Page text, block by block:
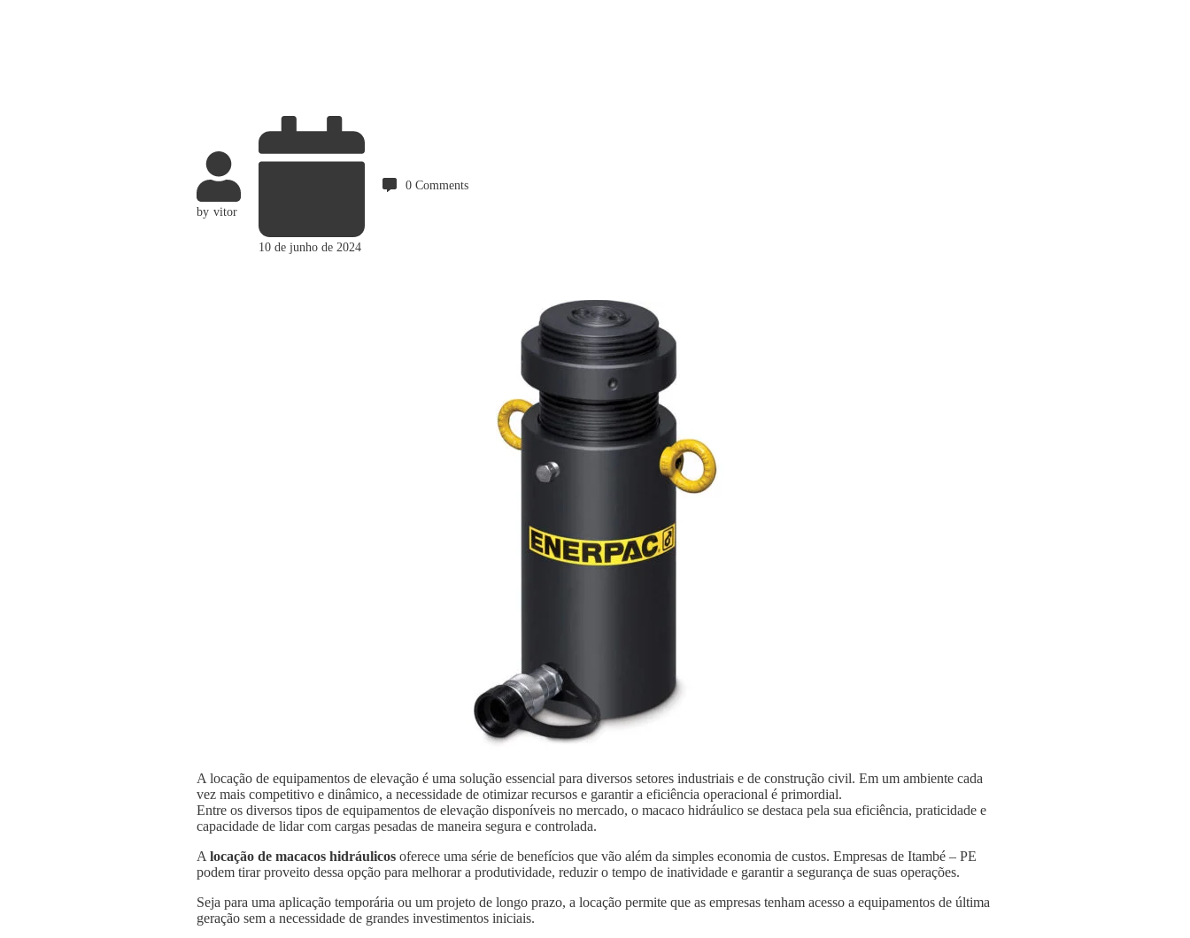
by vitor
10 de junho de 2024
0 Comments
A locação de equipamentos de elevação é uma solução essencial para diversos setores industriais e de construção civil. Em um ambiente cada
vez mais competitivo e dinâmico, a necessidade de otimizar recursos e garantir a eficiência operacional é primordial.
Entre os diversos tipos de equipamentos de elevação disponíveis no mercado, o macaco hidráulico se destaca pela sua eficiência, praticidade e
capacidade de lidar com cargas pesadas de maneira segura e controlada.
A locação de macacos hidráulicos oferece uma série de benefícios que vão além da simples economia de custos. Empresas de Itambé – PE
podem tirar proveito dessa opção para melhorar a produtividade, reduzir o tempo de inatividade e garantir a segurança de suas operações.
Seja para uma aplicação temporária ou um projeto de longo prazo, a locação permite que as empresas tenham acesso a equipamentos de última
geração sem a necessidade de grandes investimentos iniciais.